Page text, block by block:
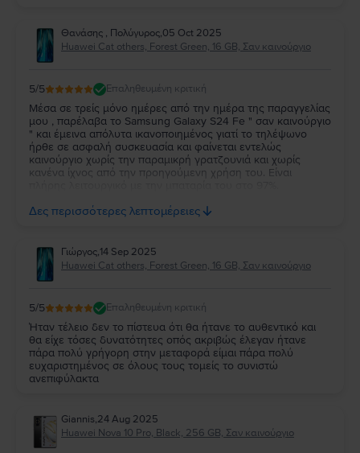
Θανάσης , Πολύγυρος,05 Oct 2025
Huawei Cat others, Forest Green, 16 GB, Σαν καινούργιο
5/5 Επαληθευμένη κριτική
Μέσα σε τρείς μόνο ημέρες από την ημέρα της παραγγελίας
μου , παρέλαβα το Samsung Galaxy S24 Fe " σαν καινούργιο
" και έμεινα απόλυτα ικανοποιημένος γιατί το τηλέψωνο
ήρθε σε ασφαλή συσκευασία και φαίνεται εντελώς
καινούργιο χωρίς την παραμικρή γρατζουνιά και χωρίς
κανένα ίχνος από την προηγούμενη χρήση του. Είναι
όσους θέλουν να αγοράσουν καλό και φθηνό κινητό.
Δες περισσότερες λεπτομέρειες
Γιώργος,14 Sep 2025
Huawei Cat others, Forest Green, 16 GB, Σαν καινούργιο
5/5 Επαληθευμένη κριτική
Ήταν τέλειο δεν το πίστευα ότι θα ήτανε το αυθεντικό και
θα είχε τόσες δυνατότητες οπός ακριβώς έλεγαν ήτανε
πάρα πολύ γρήγορη στην μεταφορά είμαι πάρα πολύ
ευχαριστημένος σε όλους τους τομείς το συνιστώ
ανεπιφύλακτα
Giannis,24 Aug 2025
Huawei Nova 10 Pro, Black, 256 GB, Σαν καινούργιο